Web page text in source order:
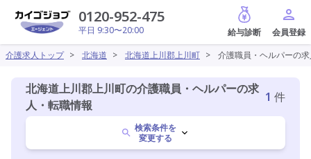
0120-952-475
平日 9:30〜20:00
給与診断
介護求人トップ > 北海道 > 北海道上川郡上川町 > 介護職員・ヘルパーの
北海道上川郡上川町の介護職員・ヘルパーの求
人・転職情報
1 件
検索条件を
変更する